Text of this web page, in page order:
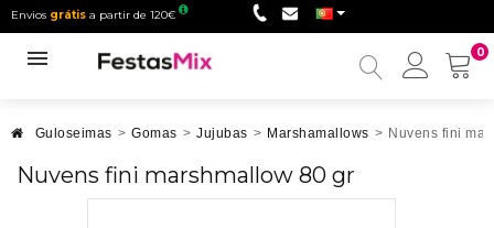
Envios grátis a partir de 120€
0
Minha
Guloseimas > Gomas > Jujubas > Marshamallows > Nuvens fini
Nuvens fini marshmallow 80 gr